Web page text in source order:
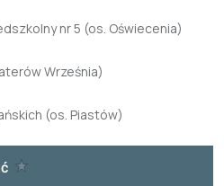
nr 5 (os. Oświecenia)
Września)
(os. Piastów)